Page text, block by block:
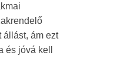
állást, ám ezt
és jóvá kell